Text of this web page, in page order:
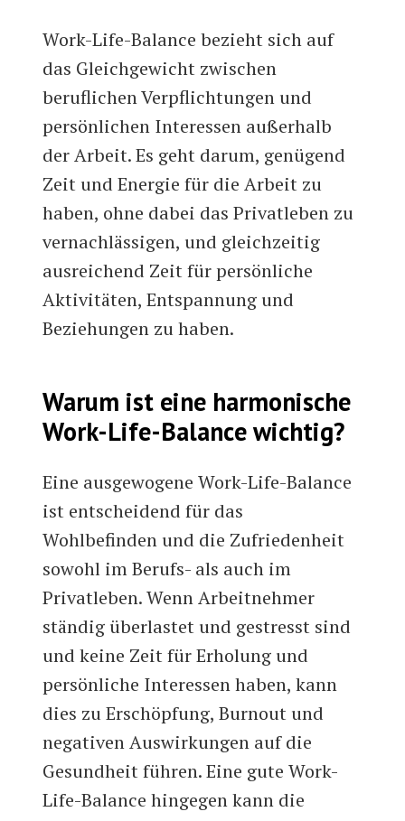
Work-Life-Balance bezieht sich auf
das Gleichgewicht zwischen
beruflichen Verpflichtungen und
persönlichen Interessen außerhalb
der Arbeit. Es geht darum, genügend
Zeit und Energie für die Arbeit zu
haben, ohne dabei das Privatleben zu
vernachlässigen, und gleichzeitig
ausreichend Zeit für persönliche
Aktivitäten, Entspannung und
Beziehungen zu haben.
Warum ist eine harmonische
Work-Life-Balance wichtig?
Eine ausgewogene Work-Life-Balance
ist entscheidend für das
Wohlbefinden und die Zufriedenheit
sowohl im Berufs- als auch im
Privatleben. Wenn Arbeitnehmer
ständig überlastet und gestresst sind
und keine Zeit für Erholung und
persönliche Interessen haben, kann
dies zu Erschöpfung, Burnout und
negativen Auswirkungen auf die
Gesundheit führen. Eine gute Work-
Life-Balance hingegen kann die